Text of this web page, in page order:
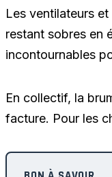
Les ventilateurs
restant sobres en
incontournables
En collectif, la
facture. Pour les